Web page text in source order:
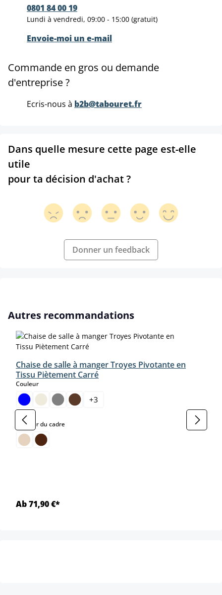
0801 84 00 19
Lundi à vendredi, 09:00 - 15:00 (gratuit)
Envoie-moi un e-mail
Commande en gros ou demande
d'entreprise ?
Ecris-nous à b2b@tabouret.fr
Dans quelle mesure cette page est-elle
utile
pour ta décision d'achat ?
Donner un feedback
Ignorer la galerie de produits
Autres recommandations
Chaise de salle à manger Troyes Pivotante en
Tissu Piètement Carré
Couleurselect
+3
Couleur du cadreselect
Ab 71,90 €*